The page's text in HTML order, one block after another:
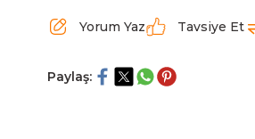
Yorum Yaz Tavsiye Et
Paylaş: